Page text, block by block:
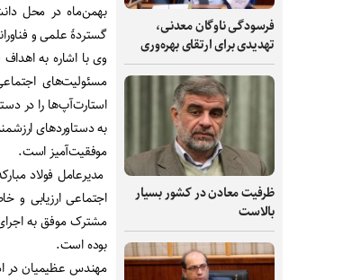
فرسودگی ناوگان معدنی،
تهدیدی برای ارتقای بهره‌وری
ظرفیت‌ معادن در کشور بسیار
بالاست
بهمن‌ماه در محل
گستردۀ علمی و
وی با اشاره به
مسئولیت‌های
استارت‌آپ‌ها را در
موفقیت‌آمیز است.
مدیرعامل فولاد
اجتماعی ارزیابی و
بوده است.
مهندس عظیمیان در